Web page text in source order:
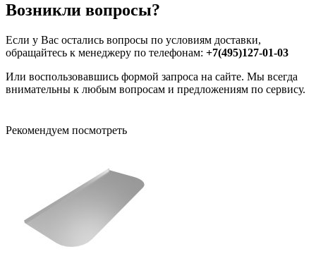
Возникли вопросы?
Если у Вас остались вопросы по условиям доставки,
обращайтесь к менеджеру по телефонам: +7(495)127-01-03
Или воспользовавшись формой запроса на сайте. Мы всегда
внимательны к любым вопросам и предложениям по сервису.
Рекомендуем посмотреть